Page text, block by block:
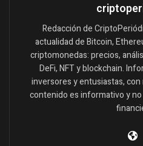
Redacción de
actualidad de Bitcoin,
criptomonedas: precios,
DeFi, NFT y blockchain.
inversores y entusiastas,
contenido es informativo y